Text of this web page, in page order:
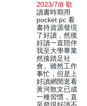
2023/7/8 歌
讀書時期用
pocket pc 看
書持資源發現
了好讀，然後
好讀一直陪伴
我至大學畢業
然後踏足社
會。雖然工作
事忙，但是上
好讀網閒逛看
黃河散文已成
一種習慣，直